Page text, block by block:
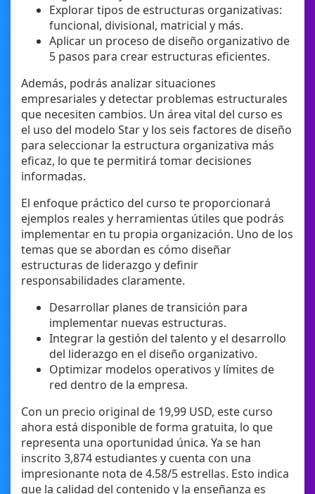
Explorar tipos de estructuras organizativas:
funcional, divisional, matricial y más.
Aplicar un proceso de diseño organizativo de
5 pasos para crear estructuras eficientes.
Además, podrás analizar situaciones
empresariales y detectar problemas estructurales
que necesiten cambios. Un área vital del curso es
el uso del modelo Star y los seis factores de diseño
para seleccionar la estructura organizativa más
eficaz, lo que te permitirá tomar decisiones
informadas.
El enfoque práctico del curso te proporcionará
ejemplos reales y herramientas útiles que podrás
implementar en tu propia organización. Uno de los
temas que se abordan es cómo diseñar
estructuras de liderazgo y definir
responsabilidades claramente.
Desarrollar planes de transición para
implementar nuevas estructuras.
Integrar la gestión del talento y el desarrollo
del liderazgo en el diseño organizativo.
Optimizar modelos operativos y límites de
red dentro de la empresa.
Con un precio original de 19,99 USD, este curso
ahora está disponible de forma gratuita, lo que
representa una oportunidad única. Ya se han
inscrito 3,874 estudiantes y cuenta con una
impresionante nota de 4.58/5 estrellas. Esto indica
que la calidad del contenido y la enseñanza es